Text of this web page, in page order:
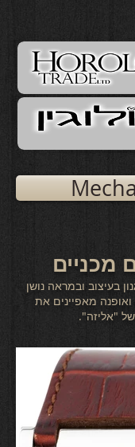
מכניים
בעיצוב ובמראה נושן
מאפיינים את
"אליזה".